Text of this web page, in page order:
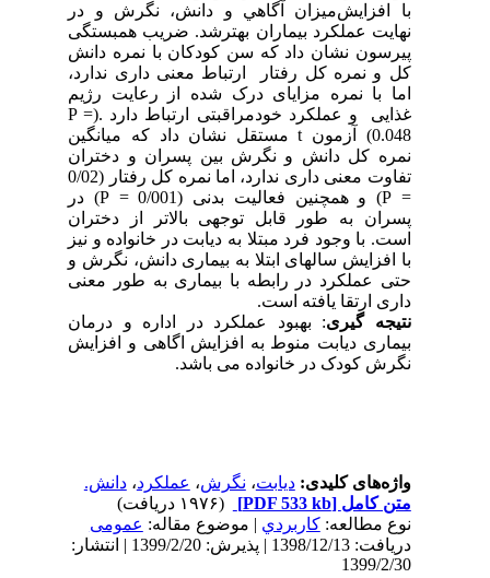
ﺑﺎ اﻓﺰاﻳﺶﻣﻴﺰان آﮔﺎﻫﻲ و دانش، ﻧﮕﺮش و در
نهایت ﻋﻤﻠﻜﺮد بیماران ﺑﻬﺘﺮﺷﺪ. ضریب همبستگی
پیرسون نشان داد که سن کودکان با نمره دانش
کل و نمره کل رفتار ارتباط معنی داری ندارد،
اما با نمره مزایای درک شده از رعایت رژیم
غذایی و عملکرد خودمراقبتی ارتباط دارد .(P =
0.048) آزمون t مستقل نشان داد که میانگین
نمره کل دانش و نگرش بین پسران و دختران
تفاوت معنی داری ندارد، اما نمره کل رفتار (0/02
= P) و همچنین فعالیت بدنی (0/001 = P) در
پسران به طور قابل توجهی بالاتر از دختران
است. با وجود فرد مبتلا به دیابت در خانواده و نیز
با افزایش سالهای ابتلا به بیماری دانش، نگرش و
حتی عملکرد در رابطه با بیماری به طور معنی
داری ارتقا یافته است.
نتیجه گیری: بهبود عملکرد در اداره و درمان
بیماری دیابت منوط به افزایش اگاهی و افزایش
نگرش کودک در خانواده می باشد.
واژه‌های کلیدی:دیابت،نگرش،عملکرد ،دانش.
متن کامل[PDF 533 kb]
نوع مطالعه:كاربردي| موضوع مقاله:عمومى
دریافت: 1398/12/13 | پذیرش: 1399/2/20 | انتشار:
1399/2/30